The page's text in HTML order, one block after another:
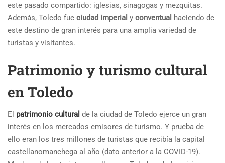
este pasado compartido: iglesias, sinagogas y mezquitas.
Además, Toledo fue ciudad imperial y conventual haciendo de
este destino de gran interés para una amplia variedad de
turistas y visitantes.
Patrimonio y turismo cultural
en Toledo
El patrimonio cultural de la ciudad de Toledo ejerce un gran
interés en los mercados emisores de turismo. Y prueba de
ello eran los tres millones de turistas que recibía la capital
castellanomanchega al año (dato anterior a la COVID-19).